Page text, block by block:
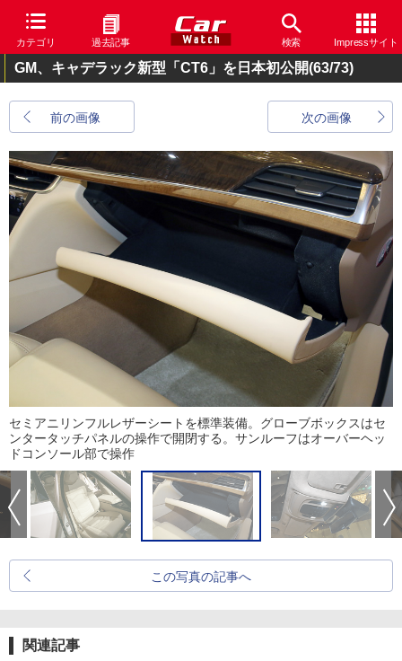
カテゴリ 過去記事 検索 Impressサイト
GM、キャデラック新型「CT6」を日本初公開(63/73)
前の画像 次の画像
セミアニリンフルレザーシートを標準装備。グローブボックスはセ
ンタータッチパネルの操作で開閉する。サンルーフはオーバーヘッ
ドコンソール部で操作
この写真の記事へ
関連記事